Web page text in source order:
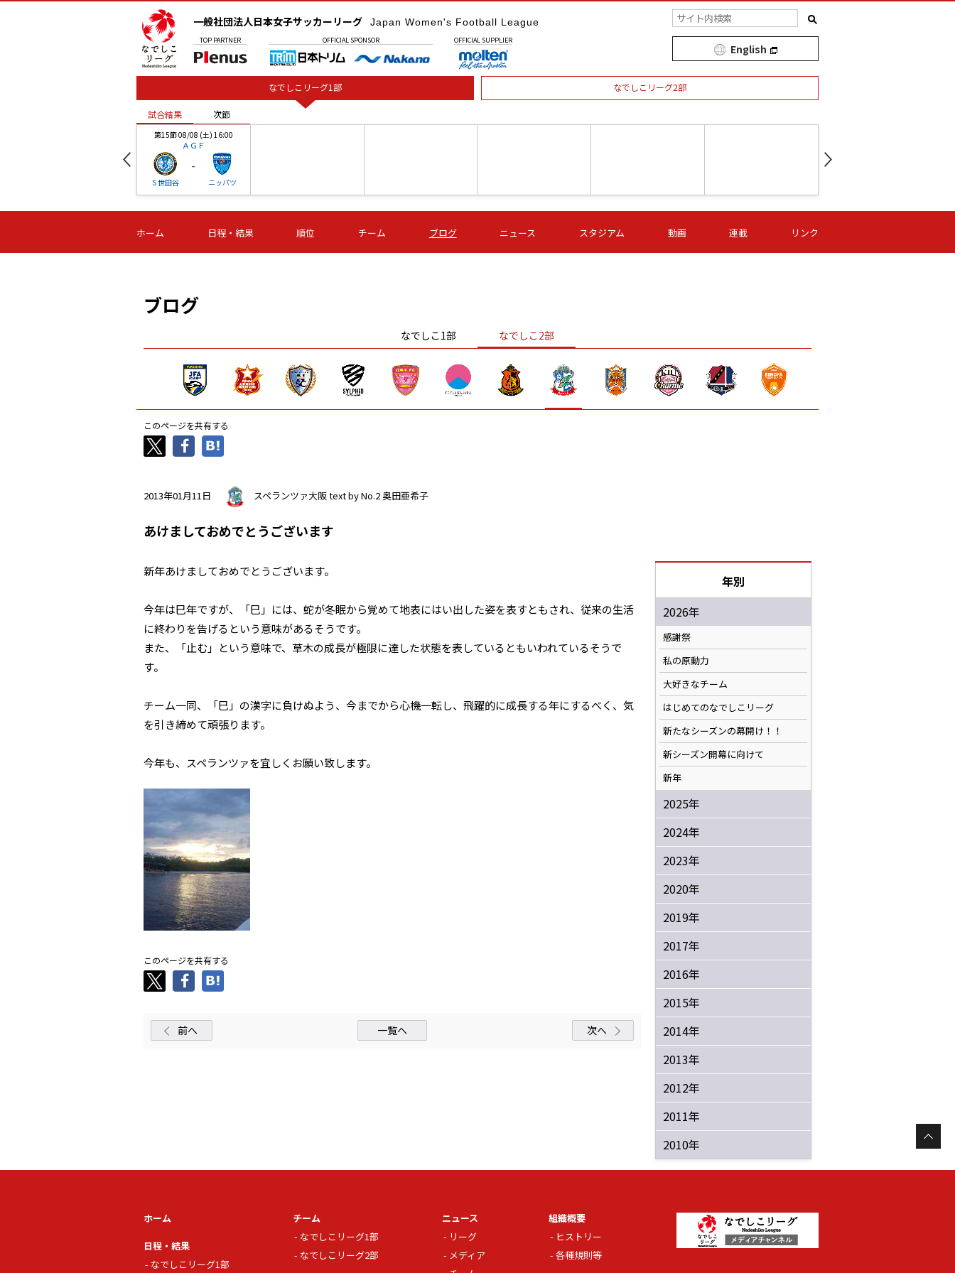
一般社団法人日本女子サッカーリーグ Japan Women's Football League
TOP PARTNER OFFICIAL SPONSOR OFFICIAL SUPPLIER
English
なでしこリーグ1部 なでしこリーグ2部
試合結果 次節
第15節 08/08 (土) 16:00
ＡＧＦ
Ｓ世田谷
-
ニッパツ
-
第16節 09/05 (土) 15:00
ニッパツ
-
第16節 09/05 (土) 15:00
石人の星
-
第16節 09/05 (土) 16:00
ＡＧＦ
-
いちご
-
第16節 09/06 (日) 15:00
-
第16節 09/06 (日) 15:00
- -
試合結果 次節
ホーム 日程・結果 順位 チーム ブログ ニュース スタジアム 動画 連載 リンク
ブログ
なでしこ1部 なでしこ2部
このページを共有する
2013年01月11日 スペランツァ大阪text by No.2 奥田亜希子
あけましておめでとうございます
新年あけましておめでとうございます。
今年は巳年ですが、「巳」には、蛇が冬眠から覚めて地表にはい出した姿を表すともされ、従来の生活
に終わりを告げるという意味があるそうです。
また、「止む」という意味で、草木の成長が極限に達した状態を表しているともいわれているそうで
す。
チーム一同、「巳」の漢字に負けぬよう、今までから心機一転し、飛躍的に成長する年にするべく、気
を引き締めて頑張ります。
今年も、スペランツァを宜しくお願い致します。
このページを共有する
前へ 一覧へ 次へ
年別
2026年
感謝祭
私の原動力
大好きなチーム
はじめてのなでしこリーグ
新たなシーズンの幕開け！！
新シーズン開幕に向けて
新年
2025年
2024年
2023年
2020年
2019年
2017年
2016年
2015年
2014年
2013年
2012年
2011年
2010年
ホーム
日程・結果
なでしこリーグ1部
チーム
なでしこリーグ1部
なでしこリーグ2部
ニュース
リーグ
メディア
組織概要
ヒストリー
各種規則等